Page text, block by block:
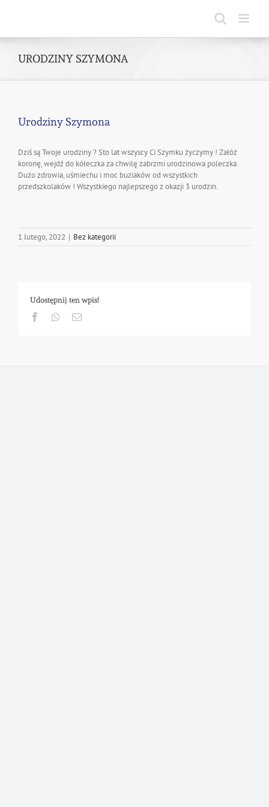
URODZINY SZYMONA
Urodziny Szymona
Dziś są Twoje urodziny ? Sto lat wszyscy Ci Szymku życzymy ! Załóż
koronę, wejdź do kółeczka za chwilę zabrzmi urodzinowa poleczka.
Dużo zdrowia, uśmiechu i moc buziaków od wszystkich
przedszkolaków ! Wszystkiego najlepszego z okazji 3 urodzin.
1 lutego, 2022 | Bez kategorii
Udostępnij ten wpis!
FacebookWhatsapp
Email